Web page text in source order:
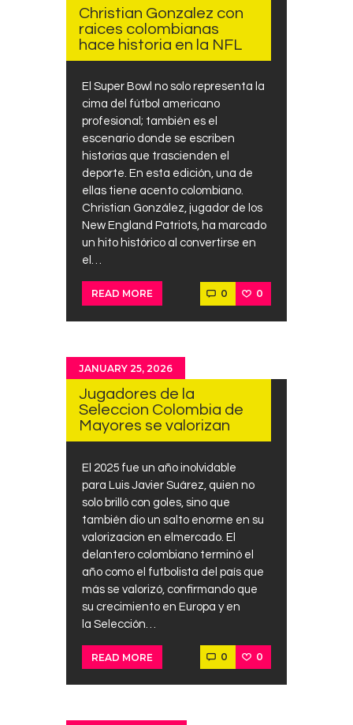
Christian Gonzalez con
raices colombianas
hace historia en la NFL
El Super Bowl no solo representa la
cima del fútbol americano
profesional; también es el
escenario donde se escriben
historias que trascienden el
deporte. En esta edición, una de
ellas tiene acento colombiano.
Christian González, jugador de los
New England Patriots, ha marcado
un hito histórico al convertirse en
el…
READ MORE 0 0
JANUARY 25, 2026
Jugadores de la
Seleccion Colombia de
Mayores se valorizan
El 2025 fue un año inolvidable
para Luis Javier Suárez, quien no
solo brilló con goles, sino que
también dio un salto enorme en su
valorizacion en elmercado. El
delantero colombiano terminó el
año como el futbolista del país que
más se valorizó, confirmando que
su crecimiento en Europa y en
la Selección…
READ MORE 0 0